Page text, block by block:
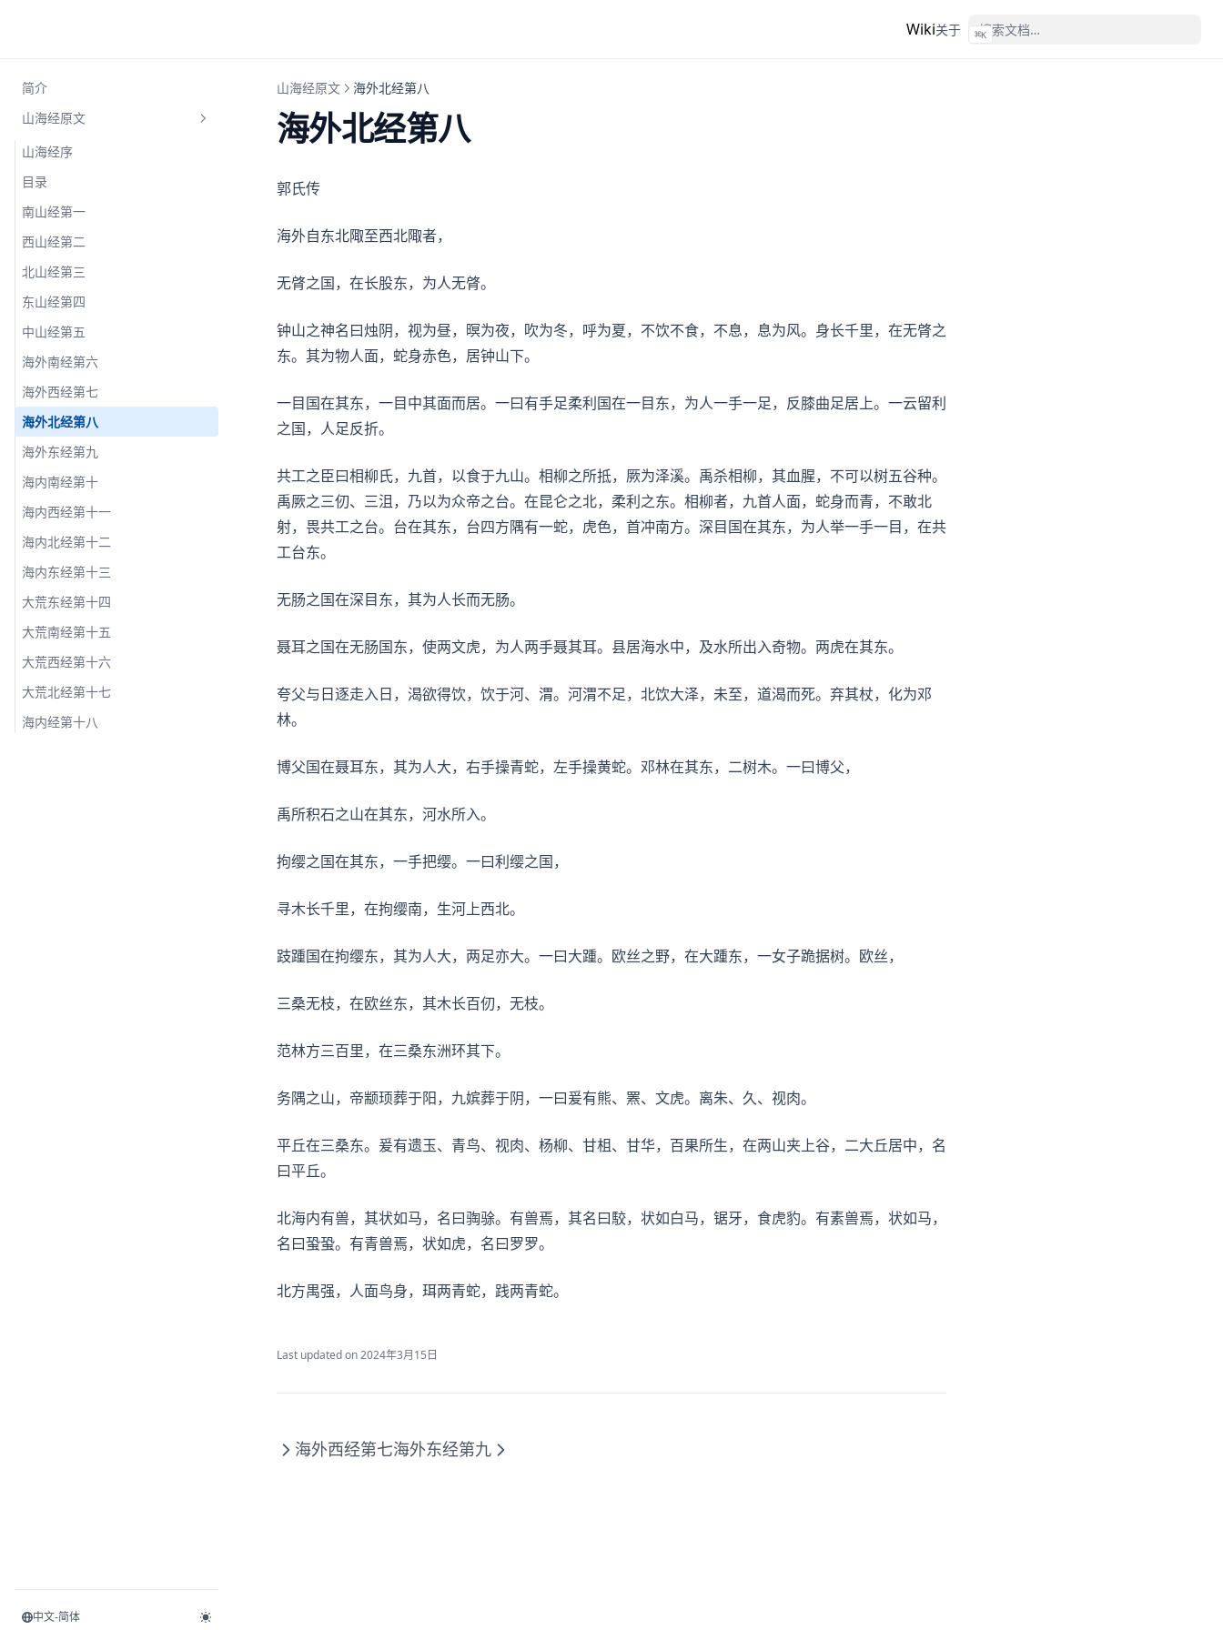
Wiki关于 ⌘K
简介
山海经原文
山海经序
目录
南山经第一
西山经第二
北山经第三
东山经第四
中山经第五
海外南经第六
海外西经第七
海外北经第八
海外东经第九
海内南经第十
海内西经第十一
海内北经第十二
海内东经第十三
大荒东经第十四
大荒南经第十五
大荒西经第十六
大荒北经第十七
海内经第十八
中文-简体
山海经原文 海外北经第八
海外北经第八
郭氏传
海外自东北陬至西北陬者，
无䏿之国，在长股东，为人无䏿。
钟山之神名曰烛阴，视为昼，暝为夜，吹为冬，呼为夏，不饮不食，不息，息为风。身长千里，在无䏿之
东。其为物人面，蛇身赤色，居钟山下。
一目国在其东，一目中其面而居。一曰有手足柔利国在一目东，为人一手一足，反膝曲足居上。一云留利
之国，人足反折。
共工之臣曰相柳氏，九首，以食于九山。相柳之所抵，厥为泽溪。禹杀相柳，其血腥，不可以树五谷种。
禹厥之三仞、三沮，乃以为众帝之台。在昆仑之北，柔利之东。相柳者，九首人面，蛇身而青，不敢北
射，畏共工之台。台在其东，台四方隅有一蛇，虎色，首冲南方。深目国在其东，为人举一手一目，在共
工台东。
无肠之国在深目东，其为人长而无肠。
聂耳之国在无肠国东，使两文虎，为人两手聂其耳。县居海水中，及水所出入奇物。两虎在其东。
夸父与日逐走入日，渴欲得饮，饮于河、渭。河渭不足，北饮大泽，未至，道渴而死。弃其杖，化为邓
林。
博父国在聂耳东，其为人大，右手操青蛇，左手操黄蛇。邓林在其东，二树木。一曰博父，
禹所积石之山在其东，河水所入。
拘缨之国在其东，一手把缨。一曰利缨之国，
寻木长千里，在拘缨南，生河上西北。
跂踵国在拘缨东，其为人大，两足亦大。一曰大踵。欧丝之野，在大踵东，一女子跪据树。欧丝，
三桑无枝，在欧丝东，其木长百仞，无枝。
范林方三百里，在三桑东洲环其下。
务隅之山，帝颛顼葬于阳，九嫔葬于阴，一曰爰有熊、罴、文虎。离朱、久、视肉。
平丘在三桑东。爰有遗玉、青鸟、视肉、杨柳、甘柤、甘华，百果所生，在两山夹上谷，二大丘居中，名
曰平丘。
北海内有兽，其状如马，名曰𫘦𬳿。有兽焉，其名曰駮，状如白马，锯牙，食虎豹。有素兽焉，状如马，
名曰蛩蛩。有青兽焉，状如虎，名曰罗罗。
北方禺强，人面鸟身，珥两青蛇，践两青蛇。
Last updated on2024年3月15日
海外西经第七海外东经第九